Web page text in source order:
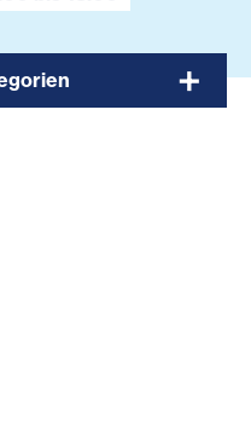
Filter